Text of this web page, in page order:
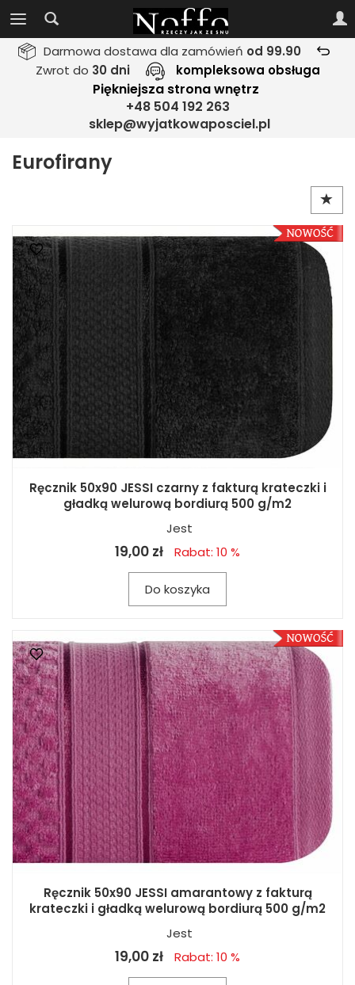
Darmowa dostawa dla zamówień od 99.90
Zwrot do 30 dni kompleksowa obsługa
Piękniejsza strona wnętrz
+48 504 192 263
sklep@wyjatkowaposciel.pl
Eurofirany
Ręcznik 50x90 JESSI czarny z fakturą krateczki i
gładką welurową bordiurą 500 g/m2
Jest
19,00 zł Rabat: 10 %
Do koszyka
Ręcznik 50x90 JESSI amarantowy z fakturą
krateczki i gładką welurową bordiurą 500 g/m2
Jest
19,00 zł Rabat: 10 %